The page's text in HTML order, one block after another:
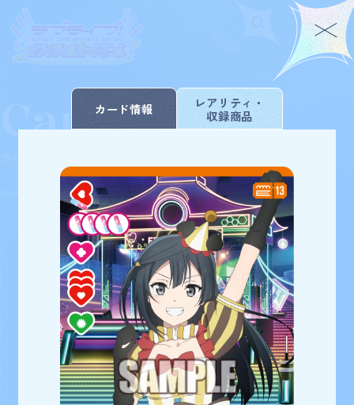
For Beginners
はじめての方へ
Schedule
スケジュール
Products
商品情報
Event Shop
お店を探す
Card List
カードを探す
Deck Recipe
デッキを作る/紹介/探す
Official
Card List
スタートデッキ ラブライブ！虹ヶ咲学園スクール
アイドル同好会
検索結果 41 件 検索条件を変更
スタートデッキ ラブライブ！虹ヶ咲
学園スクールアイドル同好会
カード情報
レアリティ・
収録商品